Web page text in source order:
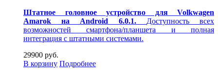
Штатное головное устройство для Volkwagen
Amarok на Android 6.0.1. Доступность всех
возможностей смартфона/планшета и полная
интеграция с штатными системами.
29900 руб.
В корзину Подробнее